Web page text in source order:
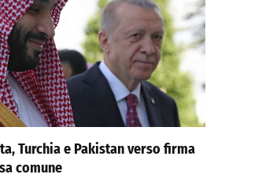
Turchia e Pakistan verso firma
comune